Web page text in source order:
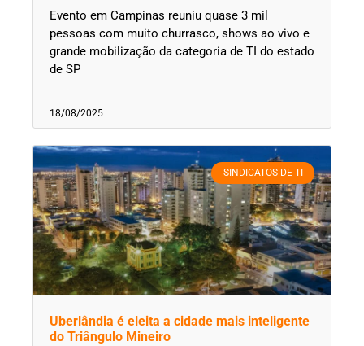
Evento em Campinas reuniu quase 3 mil
pessoas com muito churrasco, shows ao vivo e
grande mobilização da categoria de TI do estado
de SP
18/08/2025
SINDICATOS DE TI
Uberlândia é eleita a cidade mais inteligente
do Triângulo Mineiro